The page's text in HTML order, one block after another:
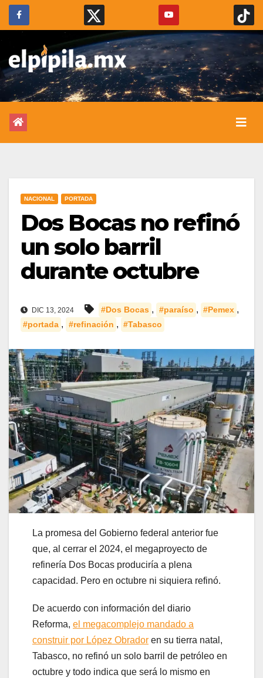
NACIONAL PORTADA
Dos Bocas no refinó
un solo barril
durante octubre
DIC 13, 2024 #Dos Bocas , #paraíso , #Pemex ,
#portada , #refinación , #Tabasco
La promesa del Gobierno federal anterior fue
que, al cerrar el 2024, el megaproyecto de
refinería Dos Bocas produciría a plena
capacidad. Pero en octubre ni siquiera refinó.
De acuerdo con información del diario
Reforma, el megacomplejo mandado a
construir por López Obrador en su tierra natal,
Tabasco, no refinó un solo barril de petróleo en
octubre y todo indica que será lo mismo en